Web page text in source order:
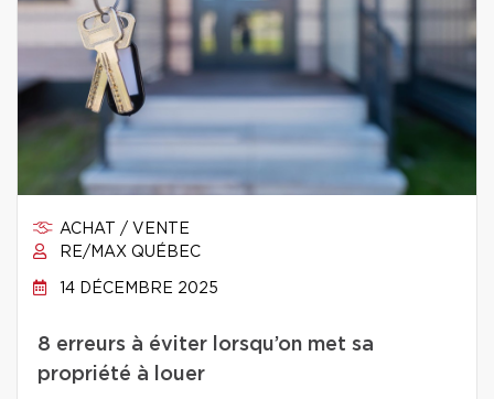
ACHAT / VENTE
RE/MAX QUÉBEC
14 DÉCEMBRE 2025
8 erreurs à éviter lorsqu’on met sa
propriété à louer